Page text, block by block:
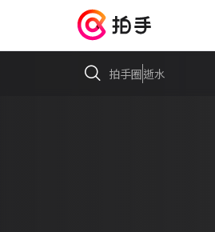
拍手圈逝水